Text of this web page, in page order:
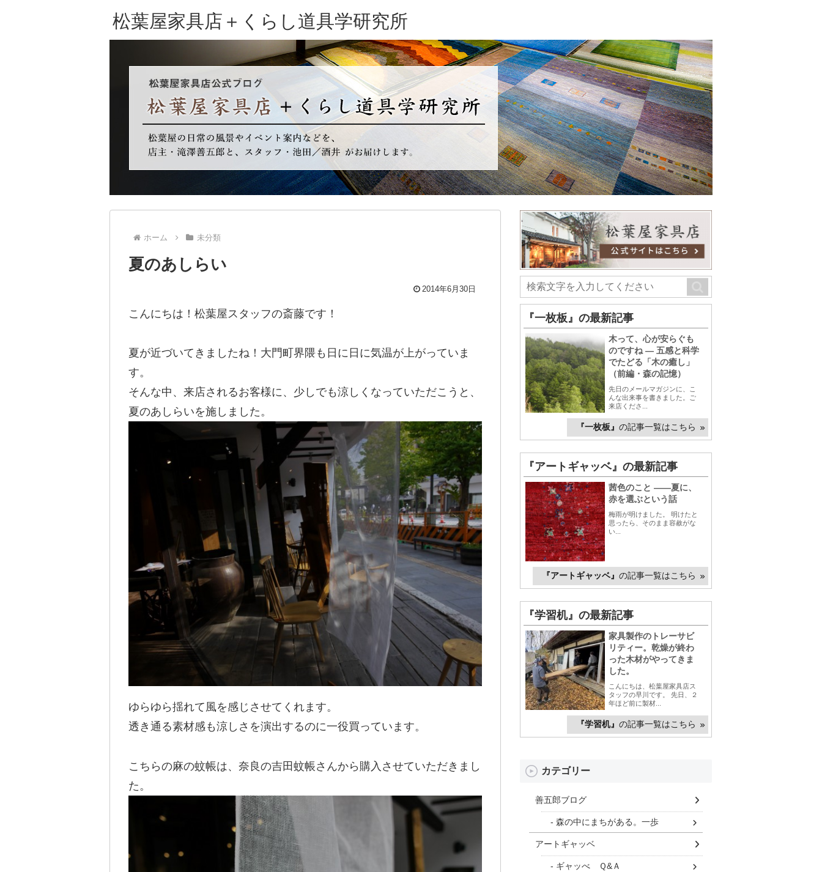
松葉屋家具店＋くらし道具学研究所
ホーム 未分類
夏のあしらい
2014年6月30日
こんにちは！松葉屋スタッフの斎藤です！
夏が近づいてきましたね！大門町界隈も日に日に気温が上がっていま
す。
そんな中、来店されるお客様に、少しでも涼しくなっていただこうと、
夏のあしらいを施しました。
ゆらゆら揺れて風を感じさせてくれます。
透き通る素材感も涼しさを演出するのに一役買っています。
こちらの麻の蚊帳は、奈良の吉田蚊帳さんから購入させていただきまし
た。
『一枚板』の最新記事
木って、心が安らぐも
のですね ― 五感と科学
でたどる「木の癒し」
（前編・森の記憶）
先日のメールマガジンに、こ
んな出来事を書きました。ご
来店くださ...
『一枚板』 の記事一覧はこちら
『アートギャッベ』の最新記事
茜色のこと ――夏に、
赤を選ぶという話
梅雨が明けました。 明けたと
思ったら、そのまま容赦がな
い...
『アートギャッベ』 の記事一覧はこちら
『学習机』の最新記事
家具製作のトレーサビ
リティー。乾燥が終わ
った木材がやってきま
した。
こんにちは、松葉屋家具店ス
タッフの早川です。 先日、２
年ほど前に製材...
『学習机』 の記事一覧はこちら
カテゴリー
善五郎ブログ
森の中にまちがある。一歩
アートギャッベ
ギャッべ Ｑ&Ａ